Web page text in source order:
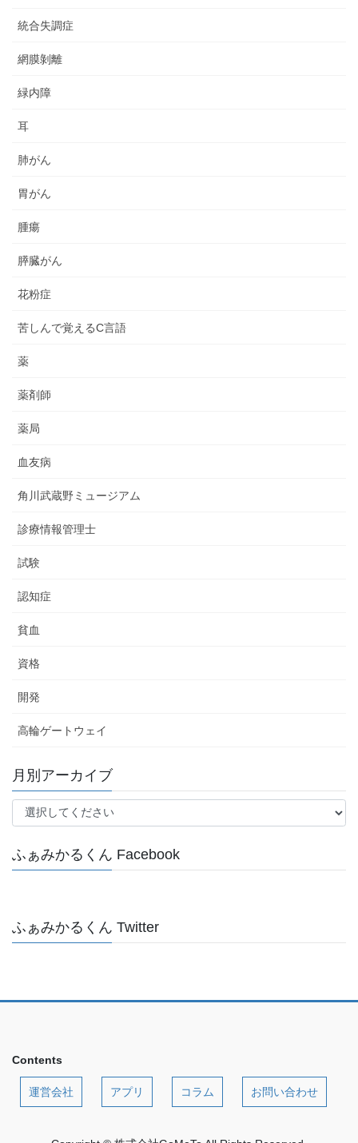
統合失調症
網膜剝離
緑内障
耳
肺がん
胃がん
腫瘍
膵臓がん
花粉症
苦しんで覚えるC言語
薬
薬剤師
薬局
血友病
角川武蔵野ミュージアム
診療情報管理士
試験
認知症
貧血
資格
開発
高輪ゲートウェイ
月別アーカイブ
ふぁみかるくん Facebook
ふぁみかるくん Twitter
Contents
運営会社 アプリ コラム お問い合わせ